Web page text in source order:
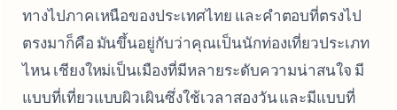
ทางไปภาคเหนือของประเทศไทย และคำตอบที่ตรงไป
ตรงมาก็คือ มันขึ้นอยู่กับว่าคุณเป็นนักท่องเที่ยวประเภท
ไหน เชียงใหม่เป็นเมืองที่มีหลายระดับความน่าสนใจ มี
แบบที่เที่ยวแบบผิวเผินซึ่งใช้เวลาสองวัน และมีแบบที่